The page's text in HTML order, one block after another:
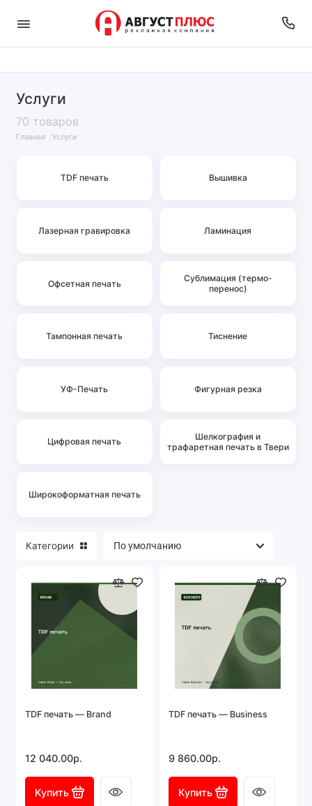
Услуги
70 товаров
Главная Услуги
TDF печать Вышивка
Лазерная гравировка Ламинация
Офсетная печать
Сублимация (термо-
перенос)
Тампонная печать Тиснение
УФ-Печать Фигурная резка
Цифровая печать
Шелкография и
трафаретная печать в Твери
Широкоформатная печать
Категории
TDF печать — Brand
12 040.00р.
Купить
TDF печать — Business
9 860.00р.
Купить